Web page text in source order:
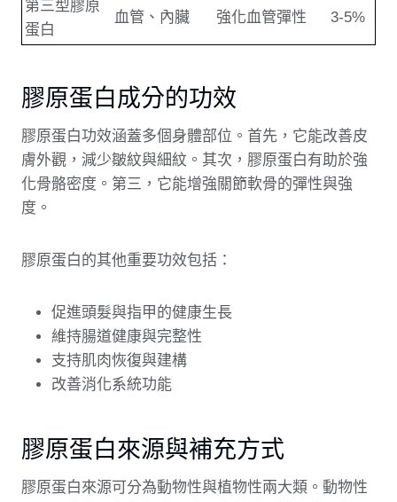
第三型膠原
蛋白
血管、內臟 強化血管彈性 3-5%
膠原蛋白成分的功效
膠原蛋白功效涵蓋多個身體部位。首先，它能改善皮
膚外觀，減少皺紋與細紋。其次，膠原蛋白有助於強
化骨骼密度。第三，它能增強關節軟骨的彈性與強
度。
膠原蛋白的其他重要功效包括：
促進頭髮與指甲的健康生長
維持腸道健康與完整性
支持肌肉恢復與建構
改善消化系統功能
膠原蛋白來源與補充方式
膠原蛋白來源可分為動物性與植物性兩大類。動物性